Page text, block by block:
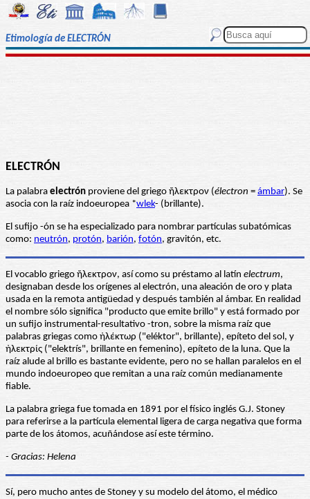
Etimología de ELECTRÓN
ELECTRÓN
La palabra electrón proviene del griego ἤλεκτρον (électron = ámbar). Se
asocia con la raíz indoeuropea *wlek- (brillante).
El sufijo -ón se ha especializado para nombrar partículas subatómicas
como: neutrón, protón, barión, fotón, gravitón, etc.
El vocablo griego ἤλεκτρον, así como su préstamo al latín electrum,
designaban desde los orígenes al electrón, una aleación de oro y plata
usada en la remota antigüedad y después también al ámbar. En realidad
el nombre sólo significa "producto que emite brillo" y está formado por
un sufijo instrumental-resultativo -tron, sobre la misma raíz que
palabras griegas como ἠλέκτωρ ("eléktor", brillante), epíteto del sol, y
ἠλεκτρίς ("elektrís", brillante en femenino), epíteto de la luna. Que la
raíz alude al brillo es bastante evidente, pero no se hallan paralelos en el
mundo indoeuropeo que remitan a una raíz común medianamente
fiable.
La palabra griega fue tomada en 1891 por el físico inglés G.J. Stoney
para referirse a la partícula elemental ligera de carga negativa que forma
parte de los átomos, acuñándose así este término.
- Gracias: Helena
Sí, pero mucho antes de Stoney y su modelo del átomo, el médico